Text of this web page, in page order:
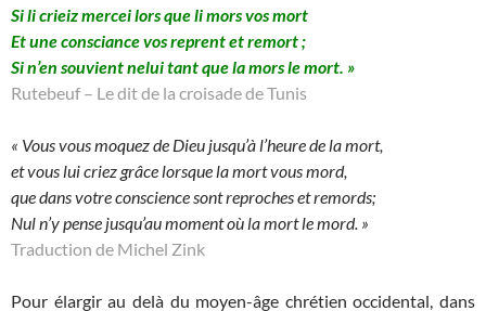
Si li crieiz mercei lors que li mors vos mort
Et une consciance vos reprent et remort ;
Si n’en souvient nelui tant que la mors le mort. »
Rutebeuf – Le dit de la croisade de Tunis
« Vous vous moquez de Dieu jusqu’à l’heure de la mort,
et vous lui criez grâce lorsque la mort vous mord,
que dans votre conscience sont reproches et remords;
Nul n’y pense jusqu’au moment où la mort le mord. »
Traduction de Michel Zink
Pour élargir au delà du moyen-âge chrétien occidental, dans